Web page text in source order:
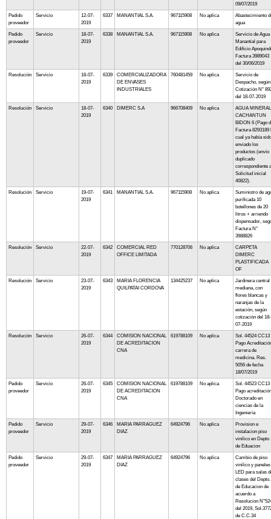
09/07/2019
Pedido
proveedor
Servicio
12-07-
2019
6337 MANANTIAL S.A. 967115908 No aplica
Abastecimiento
agua
Pedido
proveedor
Servicio
18-07-
2019
6338 MANANTIAL S.A. 967115908 No aplica
Servicio de Agua
Manantial para
Edificio
Factura 3989043
del 30/06/2019
Resolución Servicio
18-07-
2019
6339
COMERCIALIZADORA
DE ENVASES
INDUSTRIALES
760481459 No aplica
Servicio de
Despacho, según
Cotización N°
del 18-07-2019
Resolución Servicio
18-07-
2019
6340 DIMERC S.A 966708409 No aplica
AGUA MINERAL
CACHANTUN
BIDON 6 (Pago
Factura 8293189
cual ya había sido
enviado los
productos (envío
duplicado
correspondiente a
Solicitud inicial
40822).
Resolución Servicio
19-07-
2019
6341 MANANTIAL S.A. 967115908 No aplica
Suministro de
purificada 10
botellones de 20
litros + arriendo
dispensador,
Factura N°
3988826
Resolución Servicio
22-07-
2019
6342
COMERCIAL RED
OFFICE LIMITADA
770128706 No aplica
CARPETA
DIMERC
PLASTIFICADA
OF
Resolución Servicio
23-07-
2019
6343
MARIA FLORENCIA
QUILPATAI CORDOVA
134425237 No aplica
Jardinera central
mediana, con
flores blancas y
naranjas de la
estación, según
cotización del 18-
07-2019
Resolución Servicio
26-07-
2019
6344
COMISION NACIONAL
DE ACREDITACION
CNA
619788109 No aplica
Sol. 44524 CC13
Pago
carrera de
medicina. Res.
5056 de fecha
18/07/2019
Pedido
proveedor
Servicio
26-07-
2019
6345
COMISION NACIONAL
DE ACREDITACION
CNA
619788109 No aplica
Sol. 44523 CC13
Pago acreditación
Doctorado en
ciencias de la
Ingeniería
Pedido
proveedor
Servicio
29-07-
2019
6346
MARIA PARRAGUEZ
DIAZ
64924796 No aplica
Provision e
instalacion piso
vinilico en Depto .
de Eduacion
Pedido
proveedor
Servicio
29-07-
2019
6347
MARIA PARRAGUEZ
DIAZ
64924796 No aplica
Cambio de piso
vinilico y paneles
LED para salas
clases del Depto.
de Educacion de
acuerdo a
Resolucion
del 2019,
de C.C.34